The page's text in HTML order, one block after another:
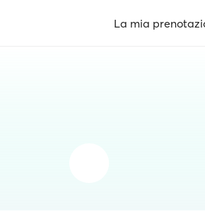
La mia